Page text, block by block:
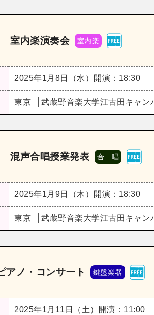
室内楽演奏会 室内楽
2025年1月8日（水） 開演：18:30
東京 武蔵野音楽大学江古田キャン
混声合唱授業発表 合 唱
2025年1月9日（木） 開演：18:30
東京 武蔵野音楽大学江古田キャ
ノ・コンサート 鍵盤楽器
2025年1月11日（土） 開演：11:00